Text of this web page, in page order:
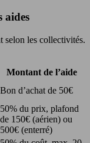
aides
selon les collectivités.
Montant de l’aide
Bon d’achat de 50€
50% du prix, plafond
de 150€ (aérien) ou
500€ (enterré)